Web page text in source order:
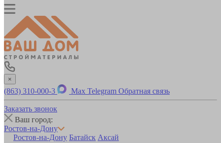
×
(863) 310-000-3 Max Telegram Обратная связь
Заказать звонок
Ваш город:
Ростов-на-Дону
Ростов-на-Дону Батайск Аксай